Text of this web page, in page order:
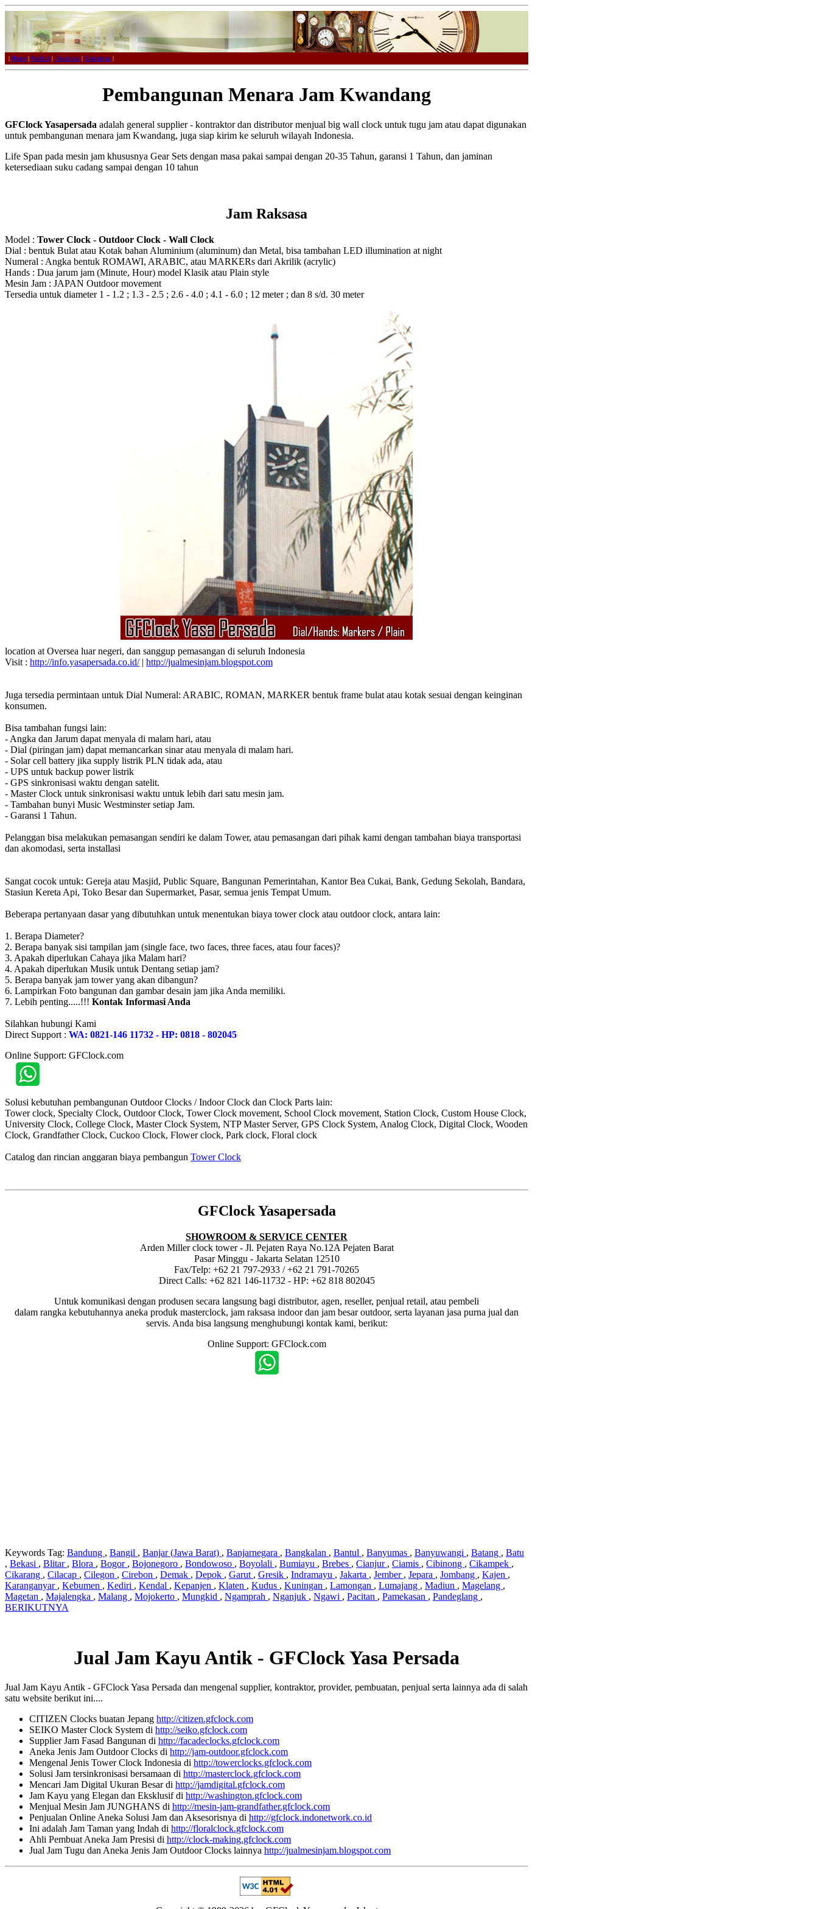
| Home | Product | Download | Contact us |
Pembangunan Menara Jam Kwandang
GFClock Yasapersada adalah general supplier - kontraktor dan distributor menjual big wall clock untuk tugu jam atau dapat digunakan
untuk pembangunan menara jam Kwandang, juga siap kirim ke seluruh wilayah Indonesia.
Life Span pada mesin jam khususnya Gear Sets dengan masa pakai sampai dengan 20-35 Tahun, garansi 1 Tahun, dan jaminan
ketersediaan suku cadang sampai dengan 10 tahun
Jam Raksasa
Model : Tower Clock - Outdoor Clock - Wall Clock
Dial : bentuk Bulat atau Kotak bahan Aluminium (aluminum) dan Metal, bisa tambahan LED illumination at night
Numeral : Angka bentuk ROMAWI, ARABIC, atau MARKERs dari Akrilik (acrylic)
Hands : Dua jarum jam (Minute, Hour) model Klasik atau Plain style
Mesin Jam : JAPAN Outdoor movement
Tersedia untuk diameter 1 - 1.2 ; 1.3 - 2.5 ; 2.6 - 4.0 ; 4.1 - 6.0 ; 12 meter ; dan 8 s/d. 30 meter
location at Oversea luar negeri, dan sanggup pemasangan di seluruh Indonesia
Visit : http://info.yasapersada.co.id/| http://jualmesinjam.blogspot.com
Juga tersedia permintaan untuk Dial Numeral: ARABIC, ROMAN, MARKER bentuk frame bulat atau kotak sesuai dengan keinginan
konsumen.
Bisa tambahan fungsi lain:
- Angka dan Jarum dapat menyala di malam hari, atau
- Dial (piringan jam) dapat memancarkan sinar atau menyala di malam hari.
- Solar cell battery jika supply listrik PLN tidak ada, atau
- UPS untuk backup power listrik
- GPS sinkronisasi waktu dengan satelit.
- Master Clock untuk sinkronisasi waktu untuk lebih dari satu mesin jam.
- Tambahan bunyi Music Westminster setiap Jam.
- Garansi 1 Tahun.
Pelanggan bisa melakukan pemasangan sendiri ke dalam Tower, atau pemasangan dari pihak kami dengan tambahan biaya transportasi
dan akomodasi, serta installasi
Sangat cocok untuk: Gereja atau Masjid, Public Square, Bangunan Pemerintahan, Kantor Bea Cukai, Bank, Gedung Sekolah, Bandara,
Stasiun Kereta Api, Toko Besar dan Supermarket, Pasar, semua jenis Tempat Umum.
Beberapa pertanyaan dasar yang dibutuhkan untuk menentukan biaya tower clock atau outdoor clock, antara lain:
1. Berapa Diameter?
2. Berapa banyak sisi tampilan jam (single face, two faces, three faces, atau four faces)?
3. Apakah diperlukan Cahaya jika Malam hari?
4. Apakah diperlukan Musik untuk Dentang setiap jam?
5. Berapa banyak jam tower yang akan dibangun?
6. Lampirkan Foto bangunan dan gambar desain jam jika Anda memiliki.
7. Lebih penting.....!!! Kontak Informasi Anda
Silahkan hubungi Kami
Direct Support : WA: 0821-146 11732 - HP: 0818 - 802045
Online Support: GFClock.com
Solusi kebutuhan pembangunan Outdoor Clocks / Indoor Clock dan Clock Parts lain:
Tower clock, Specialty Clock, Outdoor Clock, Tower Clock movement, School Clock movement, Station Clock, Custom House Clock,
University Clock, College Clock, Master Clock System, NTP Master Server, GPS Clock System, Analog Clock, Digital Clock, Wooden
Clock, Grandfather Clock, Cuckoo Clock, Flower clock, Park clock, Floral clock
Catalog dan rincian anggaran biaya pembangun Tower Clock
GFClock Yasapersada
SHOWROOM & SERVICE CENTER
Arden Miller clock tower - Jl. Pejaten Raya No.12A Pejaten Barat
Pasar Minggu - Jakarta Selatan 12510
Fax/Telp: +62 21 797-2933 / +62 21 791-70265
Direct Calls: +62 821 146-11732 - HP: +62 818 802045
Untuk komunikasi dengan produsen secara langsung bagi distributor, agen, reseller, penjual retail, atau pembeli
dalam rangka kebutuhannya aneka produk masterclock, jam raksasa indoor dan jam besar outdoor, serta layanan jasa purna jual dan
servis. Anda bisa langsung menghubungi kontak kami, berikut:
Online Support: GFClock.com
Keywords Tag: Bandung , Bangil , Banjar (Jawa Barat) , Banjarnegara , Bangkalan , Bantul , Banyumas , Banyuwangi , Batang , Batu
, Bekasi , Blitar , Blora , Bogor , Bojonegoro , Bondowoso , Boyolali , Bumiayu , Brebes , Cianjur , Ciamis , Cibinong , Cikampek ,
Cikarang , Cilacap , Cilegon , Cirebon , Demak , Depok , Garut , Gresik , Indramayu , Jakarta , Jember , Jepara , Jombang , Kajen ,
Karanganyar , Kebumen , Kediri , Kendal , Kepanjen , Klaten , Kudus , Kuningan , Lamongan , Lumajang , Madiun , Magelang ,
Magetan , Majalengka , Malang , Mojokerto , Mungkid , Ngamprah , Nganjuk , Ngawi , Pacitan , Pamekasan , Pandeglang ,
BERIKUTNYA
Jual Jam Kayu Antik - GFClock Yasa Persada
Jual Jam Kayu Antik - GFClock Yasa Persada dan mengenal supplier, kontraktor, provider, pembuatan, penjual serta lainnya ada di salah
satu website berikut ini....
CITIZEN Clocks buatan Jepang http://citizen.gfclock.com
SEIKO Master Clock System di http://seiko.gfclock.com
Supplier Jam Fasad Bangunan di http://facadeclocks.gfclock.com
Aneka Jenis Jam Outdoor Clocks di http://jam-outdoor.gfclock.com
Mengenal Jenis Tower Clock Indonesia di http://towerclocks.gfclock.com
Solusi Jam tersinkronisasi bersamaan di http://masterclock.gfclock.com
Mencari Jam Digital Ukuran Besar di http://jamdigital.gfclock.com
Jam Kayu yang Elegan dan Eksklusif di http://washington.gfclock.com
Menjual Mesin Jam JUNGHANS di http://mesin-jam-grandfather.gfclock.com
Penjualan Online Aneka Solusi Jam dan Aksesorisnya di http://gfclock.indonetwork.co.id
Ini adalah Jam Taman yang Indah di http://floralclock.gfclock.com
Ahli Pembuat Aneka Jam Presisi di http://clock-making.gfclock.com
Jual Jam Tugu dan Aneka Jenis Jam Outdoor Clocks lainnya http://jualmesinjam.blogspot.com